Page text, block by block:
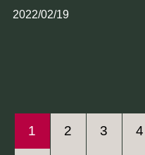
2022/02/19
1 2 3 4